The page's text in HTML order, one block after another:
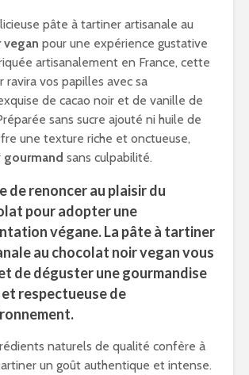
pâte à tartiner artisanale au
pour une expérience gustative
artisanalement en France, cette
ravira vos papilles avec sa
de cacao noir et de vanille de
sans sucre ajouté ni huile de
une texture riche et onctueuse,
gourmand sans culpabilité.
de renoncer au plaisir du
pour adopter une
végane. La pâte à tartiner
au chocolat noir veganvous
de déguster une gourmandise
et respectueuse de
naturels de qualité confère à
un goût authentique et intense.